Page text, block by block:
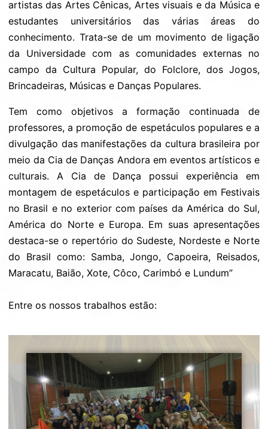
artistas das Artes Cênicas, Artes visuais e da Música e
estudantes universitários das várias áreas do
conhecimento. Trata-se de um movimento de ligação
da Universidade com as comunidades externas no
campo da Cultura Popular, do Folclore, dos Jogos,
Brincadeiras, Músicas e Danças Populares.
Tem como objetivos a formação continuada de
professores, a promoção de espetáculos populares e a
divulgação das manifestações da cultura brasileira por
meio da Cia de Danças Andora em eventos artísticos e
culturais. A Cia de Dança possui experiência em
montagem de espetáculos e participação em Festivais
no Brasil e no exterior com países da América do Sul,
América do Norte e Europa. Em suas apresentações
destaca-se o repertório do Sudeste, Nordeste e Norte
do Brasil como: Samba, Jongo, Capoeira, Reisados,
Maracatu, Baião, Xote, Côco, Carimbó e Lundum”
Entre os nossos trabalhos estão: